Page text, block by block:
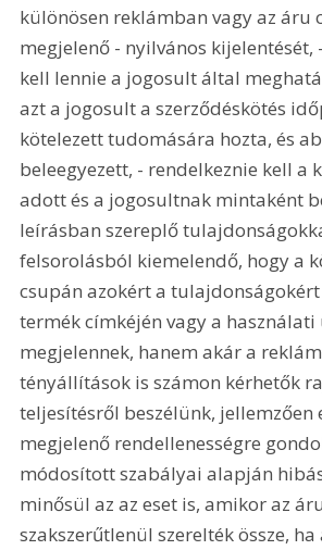
különösen reklámban vagy az áru
megjelenő - nyilvános kijelentését,
kell lennie a jogosult által
azt a jogosult a szerződéskötés
kötelezett tudomására hozta, és
beleegyezett, - rendelkeznie kell a
adott és a jogosultnak mintaként
leírásban szereplő
felsorolásból kiemelendő, hogy a
csupán azokért a
termék címkéjén vagy a
megjelennek, hanem akár a
tényállítások is számon kérhetők
teljesítésről beszélünk, jellemzően
megjelenő rendellenességre
módosított szabályai alapján
minősül az az eset is, amikor az
szakszerűtlenül szerelték össze, ha